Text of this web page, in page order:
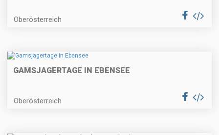
Oberösterreich
GAMSJAGERTAGE IN EBENSEE
Oberösterreich